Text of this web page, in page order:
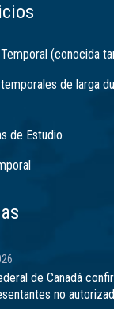
(conocida
de larga
de Estudio
de Canadá
no